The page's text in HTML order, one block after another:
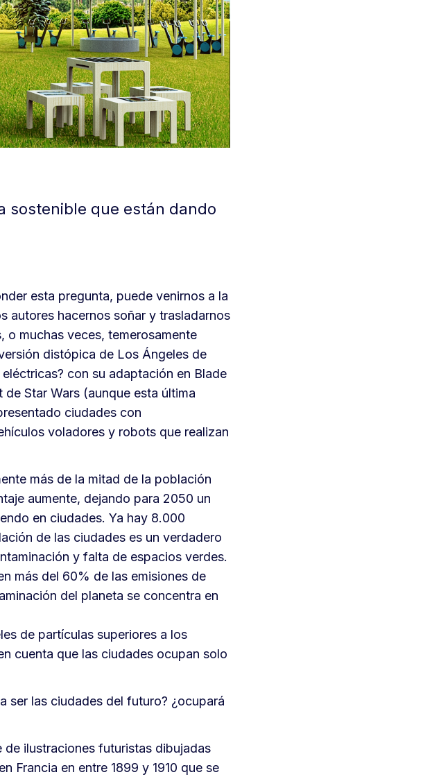
sostenible que están dando
esta pregunta, puede venirnos a la
autores hacernos soñar y trasladarnos
o muchas veces, temerosamente
distópica de Los Ángeles de
con su adaptación en Blade
Star Wars (aunque esta última
ciudades con
voladores y robots que realizan
más de la mitad de la población
aumente, dejando para 2050 un
en ciudades. Ya hay 8.000
de las ciudades es un verdadero
y falta de espacios verdes.
más del 60% de las emisiones de
del planeta se concentra en
de partículas superiores a los
cuenta que las ciudades ocupan solo
ser las ciudades del futuro? ¿ocupará
de ilustraciones futuristas dibujadas
Francia en entre 1899 y 1910 que se